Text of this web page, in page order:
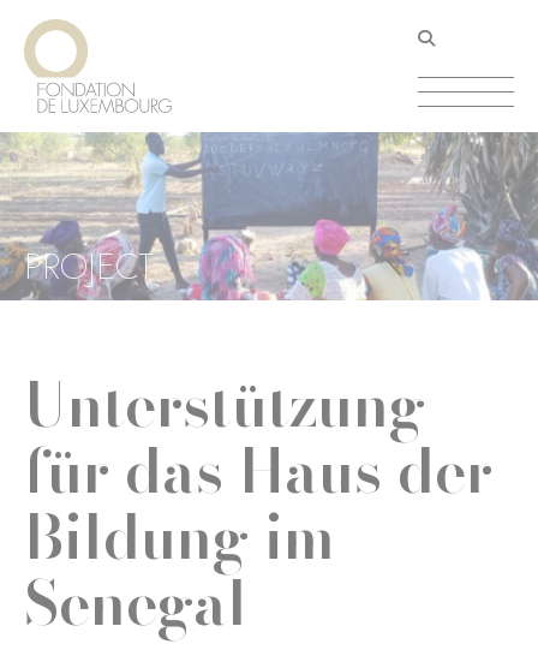
Direkt
zum
Inhalt
PROJECT
Unterstützung
für das Haus der
Bildung im
Senegal
Cookie-Einstellungen